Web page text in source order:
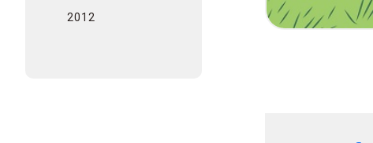
2012